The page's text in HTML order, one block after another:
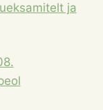
ja